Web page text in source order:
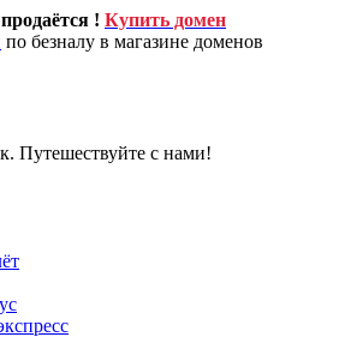
! Купить домен
по безналу в магазине доменов
Путешествуйте с нами!